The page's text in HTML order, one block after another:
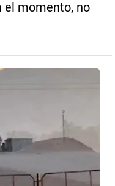
el momento, no